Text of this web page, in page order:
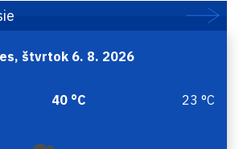
štvrtok 6. 8. 2026
40 °C 23 °C